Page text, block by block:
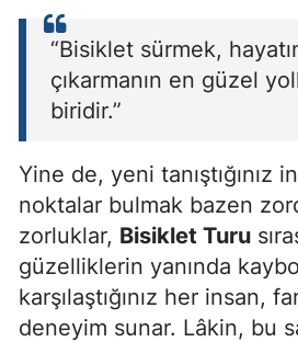
“Bisiklet sürmek,
çıkarmanın en güzel
biridir.”
Yine de, yeni tanıştığınız
noktalar bulmak bazen
zorluklar, Bisiklet Turu
güzelliklerin yanında
karşılaştığınız her insan,
deneyim sunar. Lâkin, bu